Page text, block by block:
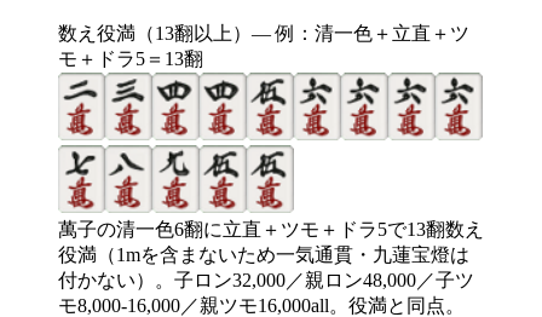
数え役満（13翻以上）— 例：清一色＋立直＋ツ
モ＋ドラ5＝13翻
萬子の清一色6翻に立直＋ツモ＋ドラ5で13翻数え
役満（1mを含まないため一気通貫・九蓮宝燈は
付かない）。子ロン32,000／親ロン48,000／子ツ
モ8,000-16,000／親ツモ16,000all。役満と同点。